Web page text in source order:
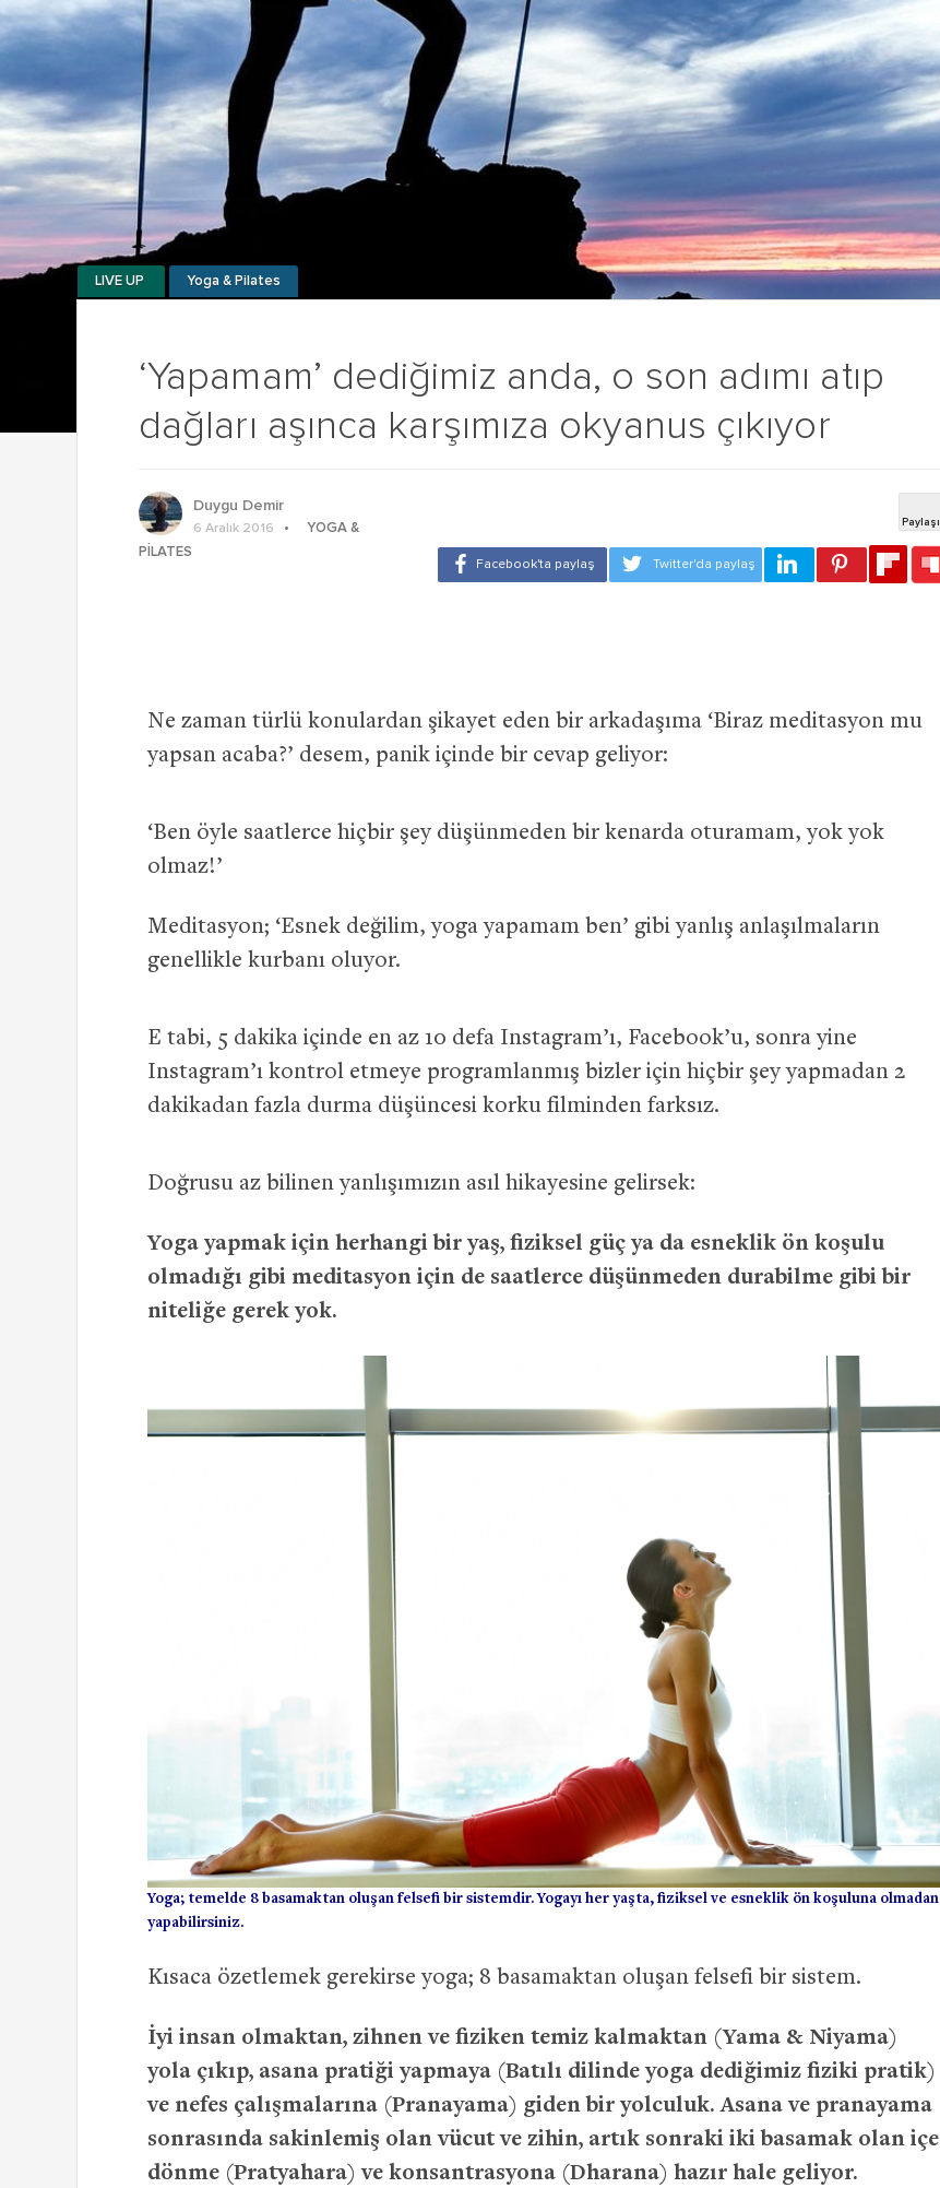
‘Yapamam’ dediğimiz anda, o son adımı atıp
dağları aşınca karşımıza okyanus çıkıyor
LIVE UP Yoga & Pilates
Duygu Demir
6 Aralık 2016
YOGA &
PILATES
Ne zaman türlü konulardan şikayet eden bir arkadaşıma ‘Biraz meditasyon mu
yapsan acaba?’ desem, panik içinde bir cevap geliyor:
‘Ben öyle saatlerce hiçbir şey düşünmeden bir kenarda oturamam, yok yok
olmaz!’
Meditasyon; ‘Esnek değilim, yoga yapamam ben’ gibi yanlış anlaşılmaların
genellikle kurbanı oluyor.
E tabi, 5 dakika içinde en az 10 defa Instagram’ı, Facebook’u, sonra yine
Instagram’ı kontrol etmeye programlanmış bizler için hiçbir şey yapmadan 2
dakikadan fazla durma düşüncesi korku filminden farksız.
Doğrusu az bilinen yanlışımızın asıl hikayesine gelirsek:
Yoga yapmak için herhangi bir yaş, fiziksel güç ya da esneklik ön koşulu
olmadığı gibi meditasyon için de saatlerce düşünmeden durabilme gibi bir
niteliğe gerek yok.
Yoga; temelde 8 basamaktan oluşan felsefi bir sistemdir. Yogayı her yaşta, fiziksel ve esneklik ön koşuluna olmadan
yapabilirsiniz.
Kısaca özetlemek gerekirse yoga; 8 basamaktan oluşan felsefi bir sistem.
İyi insan olmaktan, zihnen ve fiziken temiz kalmaktan (Yama & Niyama)
yola çıkıp, asana pratiği yapmaya (Batılı dilinde yoga dediğimiz fiziki pratik)
ve nefes çalışmalarına (Pranayama) giden bir yolculuk. Asana ve pranayama
sonrasında sakinlemiş olan vücut ve zihin, artık sonraki iki basamak olan içe
dönme (Pratyahara) ve konsantrasyona (Dharana) hazır hale geliyor.